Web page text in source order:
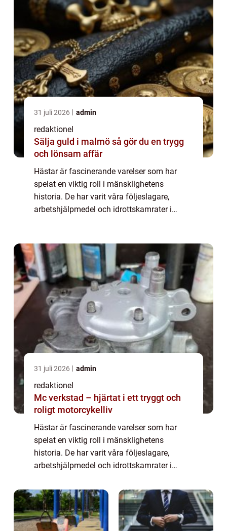
31 juli 2026 admin
redaktionel
Sälja guld i malmö så gör du en trygg
och lönsam affär
Hästar är fascinerande varelser som har
spelat en viktig roll i mänsklighetens
historia. De har varit våra följeslagare,
arbetshjälpmedel och idrottskamrater i
de...
31 juli 2026 admin
redaktionel
Mc verkstad – hjärtat i ett tryggt och
roligt motorcykelliv
Hästar är fascinerande varelser som har
spelat en viktig roll i mänsklighetens
historia. De har varit våra följeslagare,
arbetshjälpmedel och idrottskamrater i
att utforska olika fakta om hästar, inklusive
de...